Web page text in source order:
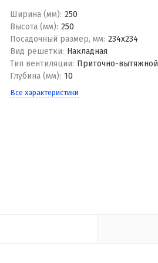
Ширина (мм): 250
Высота (мм): 250
Посадочный размер, мм: 234x234
Вид решетки: Накладная
Тип вентиляции: Приточно-вытяжной
Глубина (мм): 10
Все характеристики